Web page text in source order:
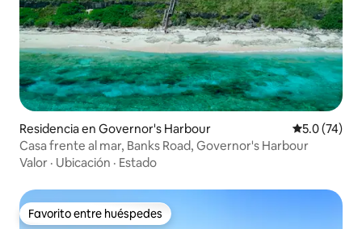
Residencia en Governor's Harbour Calificación
5.0 (74)
Casa frente al mar, Banks Road, Governor's Harbour
Valor · Ubicación · Estado
Favorito entre huéspedes
Favorito entre huéspedes